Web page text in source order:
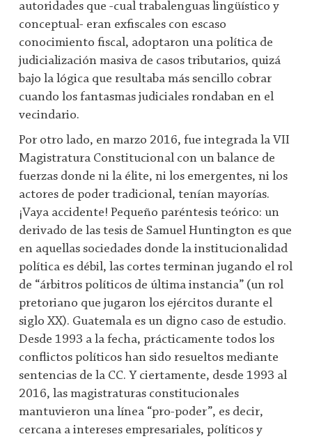
autoridades que -cual trabalenguas lingüístico y
conceptual- eran exfiscales con escaso
conocimiento fiscal, adoptaron una política de
judicialización masiva de casos tributarios, quizá
bajo la lógica que resultaba más sencillo cobrar
cuando los fantasmas judiciales rondaban en el
vecindario.
Por otro lado, en marzo 2016, fue integrada la VII
Magistratura Constitucional con un balance de
fuerzas donde ni la élite, ni los emergentes, ni los
actores de poder tradicional, tenían mayorías.
¡Vaya accidente! Pequeño paréntesis teórico: un
derivado de las tesis de Samuel Huntington es que
en aquellas sociedades donde la institucionalidad
política es débil, las cortes terminan jugando el rol
de “árbitros políticos de última instancia” (un rol
pretoriano que jugaron los ejércitos durante el
siglo XX). Guatemala es un digno caso de estudio.
Desde 1993 a la fecha, prácticamente todos los
conflictos políticos han sido resueltos mediante
sentencias de la CC. Y ciertamente, desde 1993 al
2016, las magistraturas constitucionales
mantuvieron una línea “pro-poder”, es decir,
cercana a intereses empresariales, políticos y